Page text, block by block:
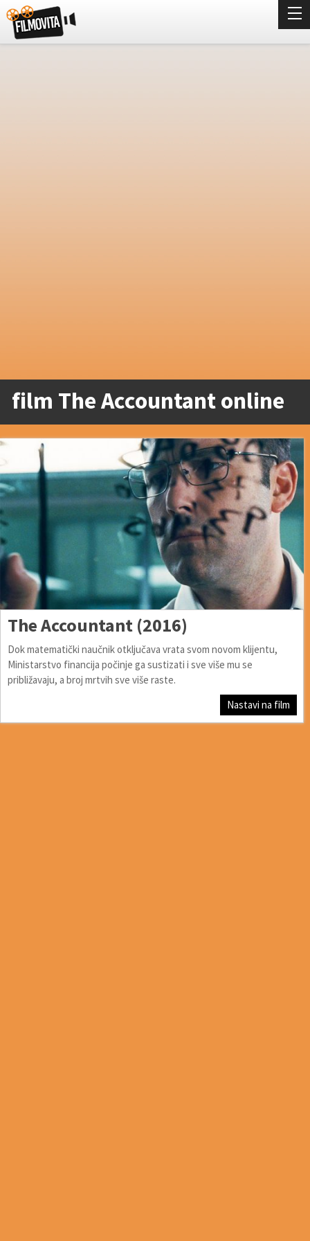
film The Accountant online
The Accountant (2016)
Dok matematički naučnik otključava vrata svom novom klijentu,
Ministarstvo financija počinje ga sustizati i sve više mu se
približavaju, a broj mrtvih sve više raste.
Nastavi na film